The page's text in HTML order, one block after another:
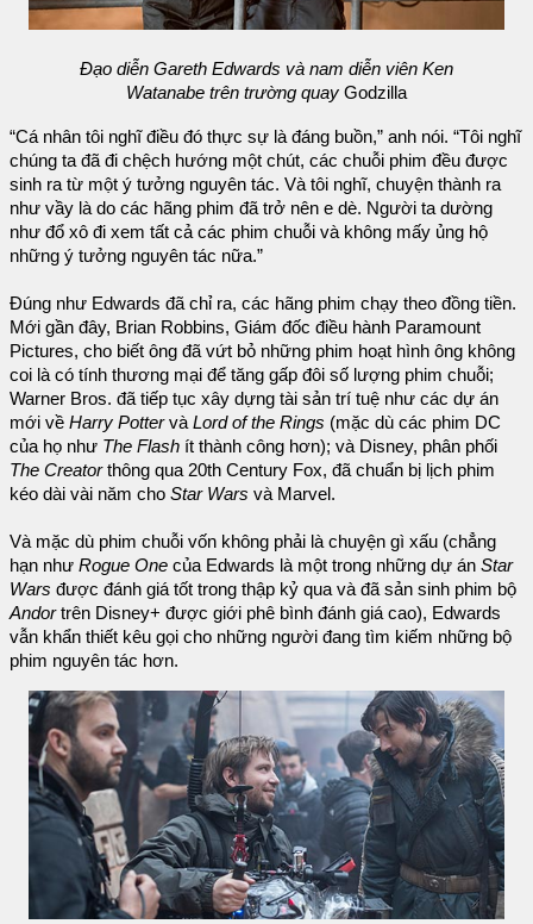
Đạo diễn Gareth Edwards và nam diễn viên Ken
Watanabe trên trường quay Godzilla
“Cá nhân tôi nghĩ điều đó thực sự là đáng buồn,” anh nói. “Tôi nghĩ
chúng ta đã đi chệch hướng một chút, các chuỗi phim đều được
sinh ra từ một ý tưởng nguyên tác. Và tôi nghĩ, chuyện thành ra
như vầy là do các hãng phim đã trở nên e dè. Người ta dường
như đổ xô đi xem tất cả các phim chuỗi và không mấy ủng hộ
những ý tưởng nguyên tác nữa.”
Đúng như Edwards đã chỉ ra, các hãng phim chạy theo đồng tiền.
Mới gần đây, Brian Robbins, Giám đốc điều hành Paramount
Pictures, cho biết ông đã vứt bỏ những phim hoạt hình ông không
coi là có tính thương mại để tăng gấp đôi số lượng phim chuỗi;
Warner Bros. đã tiếp tục xây dựng tài sản trí tuệ như các dự án
mới về Harry PottervàLord of the Rings (mặc dù các phim DC
của họ như The Flash ít thành công hơn); và Disney, phân phối
The Creatorthông qua 20th Century Fox, đã chuẩn bị lịch phim
kéo dài vài năm cho Star Wars và Marvel.
Và mặc dù phim chuỗi vốn không phải là chuyện gì xấu (chẳng
hạn như Rogue One của Edwards là một trong những dự án Star
Wars được đánh giá tốt trong thập kỷ qua và đã sản sinh phim bộ
Andortrên Disney+ được giới phê bình đánh giá cao), Edwards
vẫn khẩn thiết kêu gọi cho những người đang tìm kiếm những bộ
phim nguyên tác hơn.